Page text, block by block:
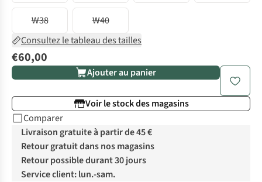
W38
W40
Consultez le tableau des tailles
€60,00
Ajouter au panier
Voir le stock des magasins
Comparer
Livraison gratuite à partir de 45 €
Retour gratuit dans nos magasins
Retour possible durant 30 jours
Service client: lun.-sam.